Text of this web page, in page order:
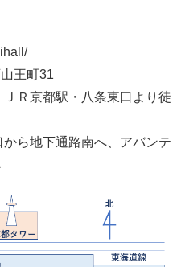
ル
王町31
Ｒ京都駅・八条東口より徒
下通路南へ、アバンテ